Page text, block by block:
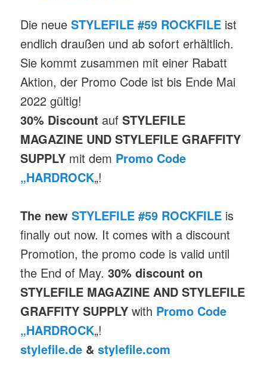
Die neueSTYLEFILE #59 ROCKFILE ist
endlich draußen und ab sofort erhältlich.
Sie kommt zusammen mit einer Rabatt
Aktion, der Promo Code ist bis Ende Mai
2022 gültig!
30% Discount aufSTYLEFILE
MAGAZINE UND STYLEFILE GRAFFITY
SUPPLY mit dem Promo Code
„HARDROCK„!
The new STYLEFILE #59 ROCKFILE is
finally out now. It comes with a discount
Promotion, the promo code is valid until
the End of May.30% discount on
STYLEFILE MAGAZINE AND STYLEFILE
GRAFFITY SUPPLY with Promo Code
„HARDROCK„!
stylefile.de &stylefile.com